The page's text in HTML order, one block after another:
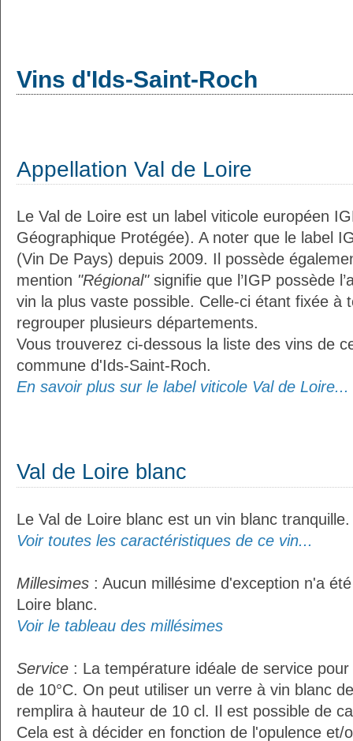
Vins d'Ids-Saint-Roch
Appellation Val de Loire
Le Val de Loire est un label viticole européen
Géographique Protégée). A noter que le label
(Vin De Pays) depuis 2009. Il possède
mention "Régional"signifie que l’IGP possède
vin la plus vaste possible. Celle-ci étant fixée à
regrouper plusieurs départements.
Vous trouverez ci-dessous la liste des vins de
commune d'Ids-Saint-Roch.
En savoir plus sur le label viticole Val de Loire...
Val de Loire blanc
Le Val de Loire blanc est un vin blanc tranquille.
Voir toutes les caractéristiques de ce vin...
Millesimes : Aucun millésime d'exception n'a
Loire blanc.
Voir le tableau des millésimes
Service : La température idéale de service
de 10°C. On peut utiliser un verre à vin blanc
remplira à hauteur de 10 cl. Il est possible de
Cela est à décider en fonction de l'opulence et/